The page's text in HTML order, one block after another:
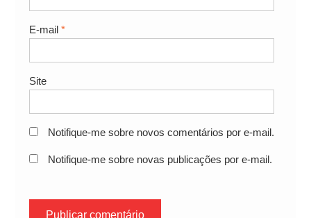
E-mail *
Site
Notifique-me sobre novos comentários por e-mail.
Notifique-me sobre novas publicações por e-mail.